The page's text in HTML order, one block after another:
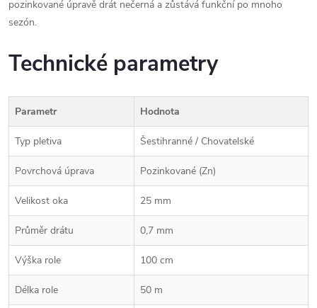
pozinkované úpravě drát nečerná a zůstává funkční po mnoho
sezón.
Technické parametry
Parametr Hodnota
Typ pletiva Šestihranné / Chovatelské
Povrchová úprava Pozinkované (Zn)
Velikost oka 25 mm
Průměr drátu 0,7 mm
Výška role 100 cm
Délka role 50 m